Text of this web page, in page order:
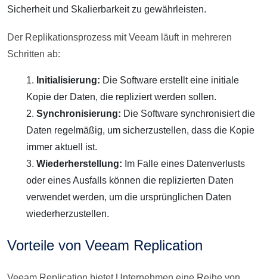
Sicherheit und Skalierbarkeit zu gewährleisten.
Der Replikationsprozess mit Veeam läuft in mehreren
Schritten ab:
Initialisierung: Die Software erstellt eine initiale
Kopie der Daten, die repliziert werden sollen.
Synchronisierung: Die Software synchronisiert die
Daten regelmäßig, um sicherzustellen, dass die Kopie
immer aktuell ist.
Wiederherstellung: Im Falle eines Datenverlusts
oder eines Ausfalls können die replizierten Daten
verwendet werden, um die ursprünglichen Daten
wiederherzustellen.
Vorteile von Veeam Replication